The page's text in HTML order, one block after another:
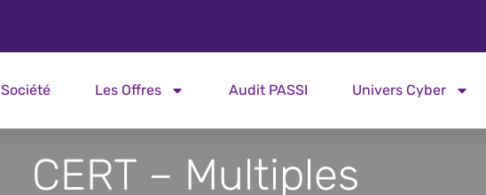
Société Les Offres Audit PASSI Univers Cyber
CERT – Multiples